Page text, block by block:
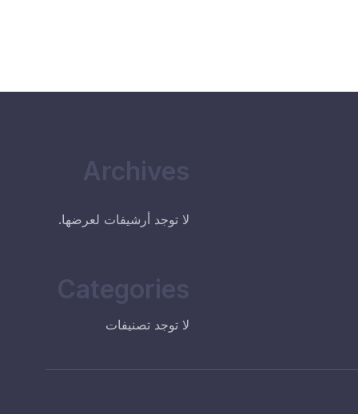
Archives
لا توجد أرشيفات لعرضها.
Categories
لا توجد تصنيفات